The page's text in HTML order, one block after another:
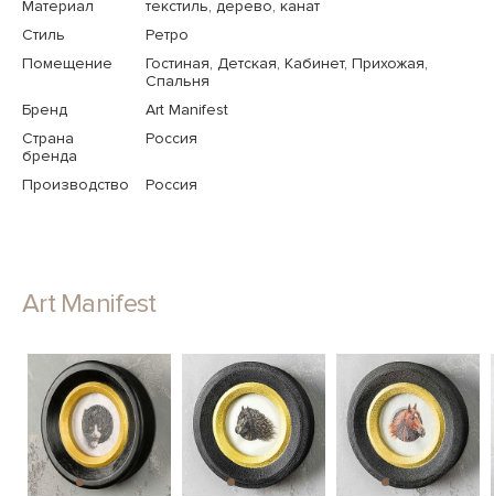
Материал
текстиль, дерево, канат
Стиль
Ретро
Помещение
Гостиная, Детская, Кабинет, Прихожая,
Спальня
Бренд
Art Manifest
Страна
бренда
Россия
Производство Россия
Art Manifest